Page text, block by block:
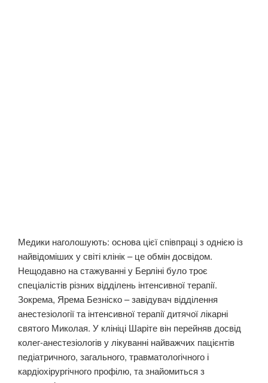
Медики наголошують: основа цієї співпраці з однією із
найвідоміших у світі клінік – це обмін досвідом.
Нещодавно на стажуванні у Берліні було троє
спеціалістів різних відділень інтенсивної терапії.
Зокрема, Ярема Безніско – завідувач відділення
анестезіології та інтенсивної терапії дитячої лікарні
святого Миколая. У клініці Шаріте він перейняв досвід
колег-анестезіологів у лікуванні найважчих пацієнтів
педіатричного, загального, травматологічного і
кардіохірургічного профілю, та знайомиться з